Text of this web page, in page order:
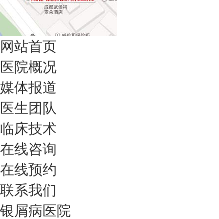
网站首页
医院概况
媒体报道
医生团队
临床技术
在线咨询
在线预约
联系我们
银屑病医院